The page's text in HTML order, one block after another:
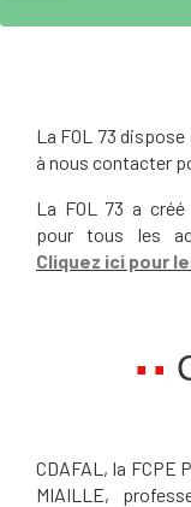
La FOL 73
à nous contacter
La FOL 73 a créé
pour tous les
Cliquez ici pour
CDAFAL, la FCPE
MIAILLE,